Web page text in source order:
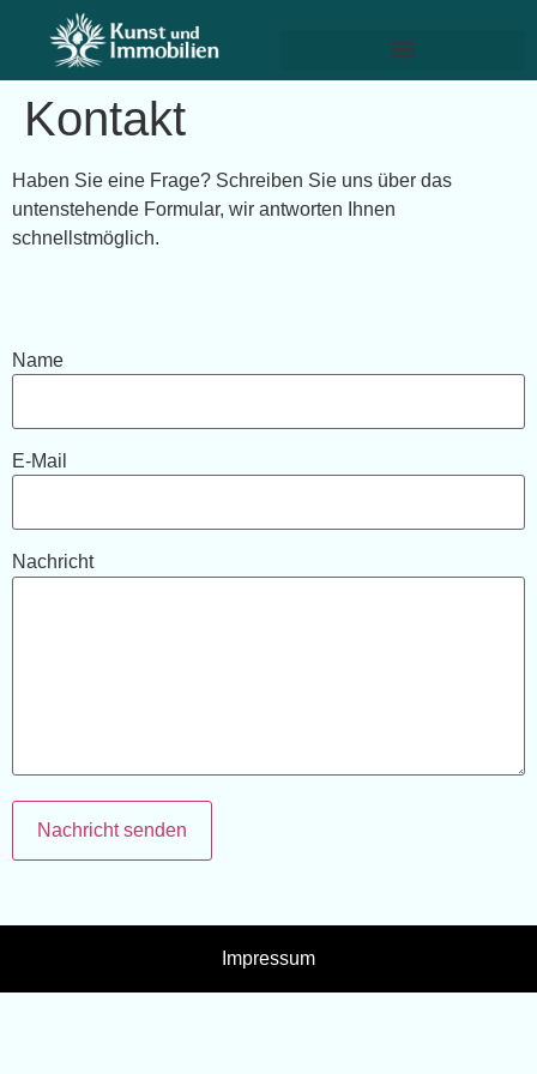
Kontakt
Haben Sie eine Frage? Schreiben Sie uns über das
untenstehende Formular, wir antworten Ihnen
schnellstmöglich.
Name
E-Mail
Nachricht
Nachricht senden
Impressum